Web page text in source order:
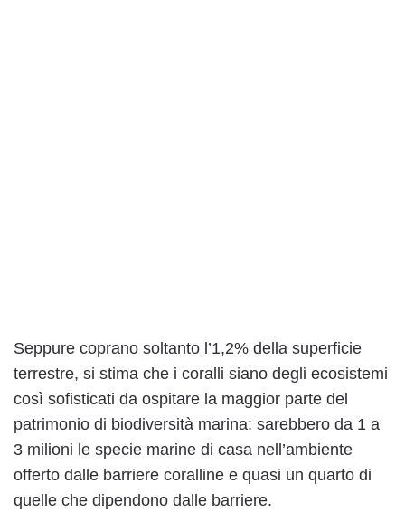
Seppure coprano soltanto l’1,2% della superficie
terrestre, si stima che i coralli siano degli ecosistemi
così sofisticati da ospitare la maggior parte del
patrimonio di biodiversità marina: sarebbero da 1 a
3 milioni le specie marine di casa nell’ambiente
offerto dalle barriere coralline e quasi un quarto di
quelle che dipendono dalle barriere.